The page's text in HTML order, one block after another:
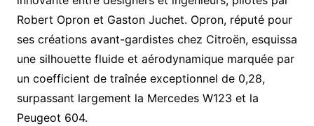
Robert Opron et Gaston Juchet. Opron, réputé pour
ses créations avant-gardistes chez Citroën, esquissa
une silhouette fluide et aérodynamique marquée par
un coefficient de traînée exceptionnel de 0,28,
surpassant largement la Mercedes W123 et la
Peugeot 604.